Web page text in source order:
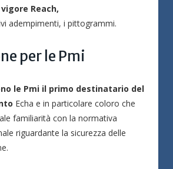
Reach,
adempimenti, i pittogrammi.
per le Pmi
le Pmi il primo destinatario del
Echa e in particolare coloro che
familiarità con la normativa
riguardante la sicurezza delle